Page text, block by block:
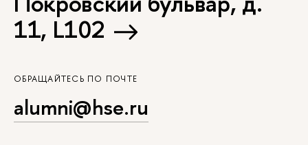
11, L102
ОБРАЩАЙТЕСЬ ПО ПОЧТЕ
alumni@hse.ru